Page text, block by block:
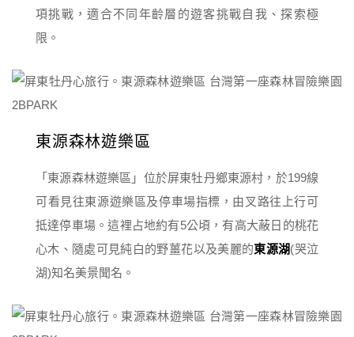
項挑戰，適合不同年齡層的遊客挑戰自我、探索極
限。
東源森林遊樂區
「東源森林遊樂區」位於屏東牡丹鄉東源村，於199線
可看見往東源遊樂區及停車場指標，由叉路往上行可
抵達停車場。這裡占地約有5公頃，有高大蔽日的桃花
心木、隨處可見純白的野薑花以及美麗的東源湖(哭泣
湖)知名美景聞名。